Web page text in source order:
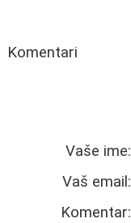
Komentari
Vaše ime:
Vaš email:
Komentar: